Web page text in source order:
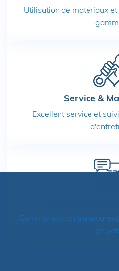
Utilisation de matériaux
Service &
Excellent service et
Communication